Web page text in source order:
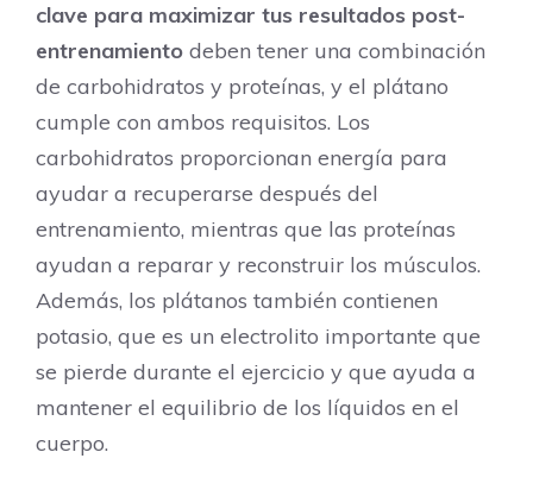
clave para maximizar tus resultados post-
entrenamiento deben tener una combinación
de carbohidratos y proteínas, y el plátano
cumple con ambos requisitos. Los
carbohidratos proporcionan energía para
ayudar a recuperarse después del
entrenamiento, mientras que las proteínas
ayudan a reparar y reconstruir los músculos.
Además, los plátanos también contienen
potasio, que es un electrolito importante que
se pierde durante el ejercicio y que ayuda a
mantener el equilibrio de los líquidos en el
cuerpo.